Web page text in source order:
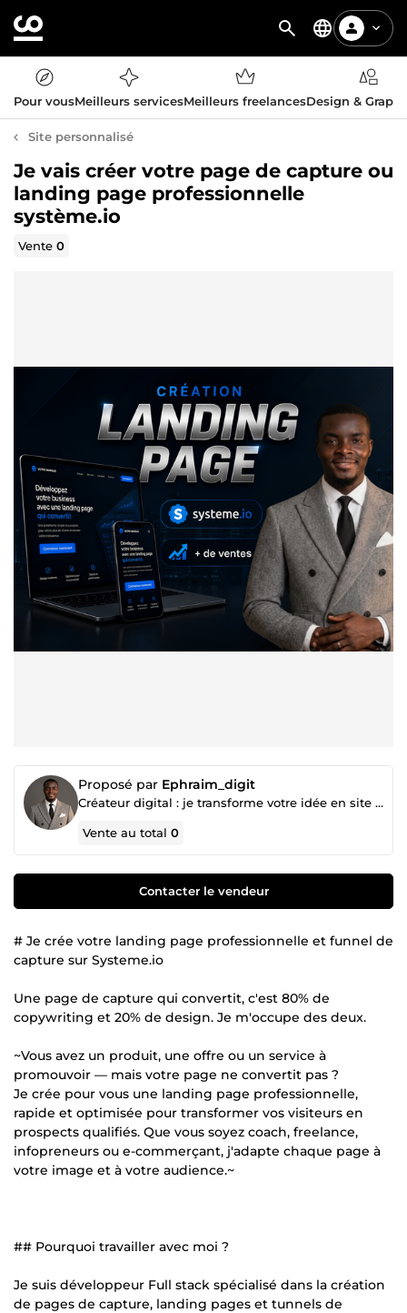
Pour vousMeilleurs servicesMeilleurs freelancesDesign &
Site personnalisé
Je vais créer votre page de capture ou
landing page professionnelle
système.io
Vente0
Proposé par Ephraim_digit
Créateur digital : je transforme votre idée en site qui vend
Vente au total0
Contacter le vendeur
# Je crée votre landing page professionnelle et funnel de
capture sur Systeme.io
Une page de capture qui convertit, c'est 80% de
copywriting et 20% de design. Je m'occupe des deux.
~Vous avez un produit, une offre ou un service à
promouvoir — mais votre page ne convertit pas ?
Je crée pour vous une landing page professionnelle,
rapide et optimisée pour transformer vos visiteurs en
prospects qualifiés. Que vous soyez coach, freelance,
infopreneurs ou e-commerçant, j'adapte chaque page à
votre image et à votre audience.~
## Pourquoi travailler avec moi ?
Je suis développeur Full stack spécialisé dans la création
de pages de capture, landing pages et tunnels de